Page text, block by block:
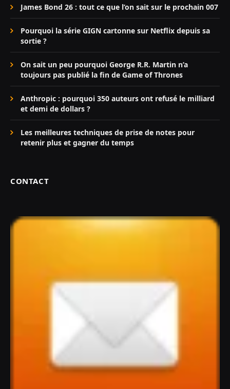
James Bond 26 : tout ce que l’on sait sur le prochain 007
Pourquoi la série GIGN cartonne sur Netflix depuis sa
sortie ?
On sait un peu pourquoi George R.R. Martin n’a
toujours pas publié la fin de Game of Thrones
Anthropic : pourquoi 350 auteurs ont refusé le milliard
et demi de dollars ?
Les meilleures techniques de prise de notes pour
retenir plus et gagner du temps
CONTACT